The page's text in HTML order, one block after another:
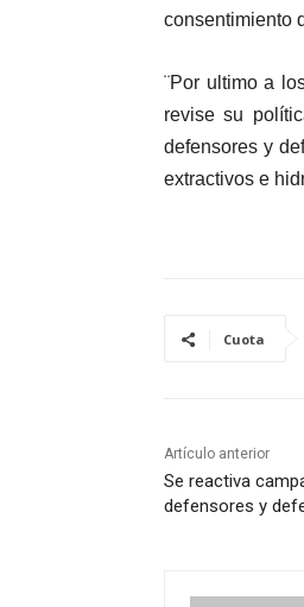
consentimiento
¨Por ultimo a
revise su
defensores y
extractivos e
Cuota
Artículo anterior
Se reactiva
defensores y